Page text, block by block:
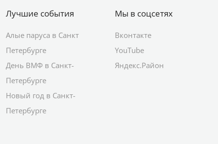
Лучшие события
Алые паруса в Санкт
Петербурге
День ВМФ в Санкт-
Петербурге
Новый год в Санкт-
Петербурге
Мы в соцсетях
Вконтакте
YouTube
Яндекс.Район